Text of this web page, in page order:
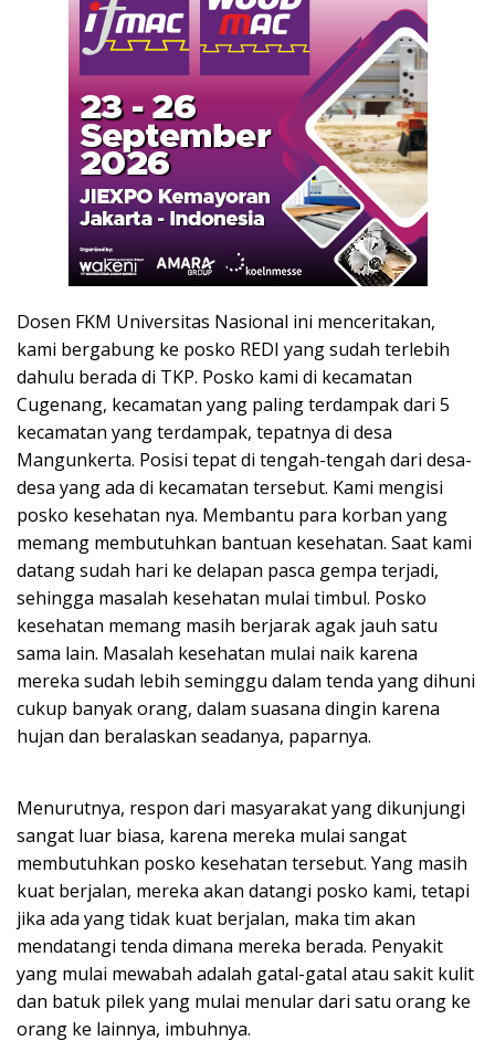
Dosen FKM Universitas Nasional ini menceritakan,
kami bergabung ke posko REDI yang sudah terlebih
dahulu berada di TKP. Posko kami di kecamatan
Cugenang, kecamatan yang paling terdampak dari 5
kecamatan yang terdampak, tepatnya di desa
Mangunkerta. Posisi tepat di tengah-tengah dari desa-
desa yang ada di kecamatan tersebut. Kami mengisi
posko kesehatan nya. Membantu para korban yang
memang membutuhkan bantuan kesehatan. Saat kami
datang sudah hari ke delapan pasca gempa terjadi,
sehingga masalah kesehatan mulai timbul. Posko
kesehatan memang masih berjarak agak jauh satu
sama lain. Masalah kesehatan mulai naik karena
mereka sudah lebih seminggu dalam tenda yang dihuni
cukup banyak orang, dalam suasana dingin karena
hujan dan beralaskan seadanya, paparnya.
Menurutnya, respon dari masyarakat yang dikunjungi
sangat luar biasa, karena mereka mulai sangat
membutuhkan posko kesehatan tersebut. Yang masih
kuat berjalan, mereka akan datangi posko kami, tetapi
jika ada yang tidak kuat berjalan, maka tim akan
mendatangi tenda dimana mereka berada. Penyakit
yang mulai mewabah adalah gatal-gatal atau sakit kulit
dan batuk pilek yang mulai menular dari satu orang ke
orang ke lainnya, imbuhnya.